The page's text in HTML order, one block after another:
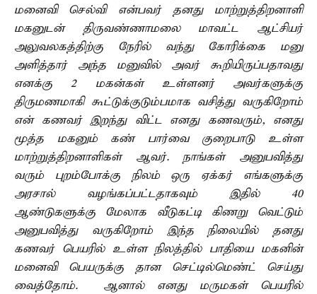
மனைவி செல்வி என்பவர் தனது மாற்றுத்திறனாளி
மகனுடன் திருவண்ணாமலை மாவட்ட ஆட்சியர்
அலுவலகத்திற்கு நேரில் வந்து கோரிக்கை மனு
அளித்தார் அந்த மனுவில் அவர் கூறியிருப்பதாவது
எனக்கு 2 மகன்கள் உள்ளனர் அவர்களுக்கு
திருமணமாகி கூட்டுக்குடும்பமாக வசித்து வருகிறோம்
என் கணவர் இறந்து விட்ட எனது கணவரும், எனது
மூத்த மகனும் கண் பார்வை குறைபாடு உள்ள
மாற்றுத்திறனாளிகள் ஆவர். நாங்கள் அனுபவித்து
வரும் புறம்போக்கு நிலம் ஒரு ஏக்கர் எங்களுக்கு
அரசால் வழங்கப்பட்டதாகவும் இதில் 40
ஆண்டுகளுக்கு மேலாக வீடுகட்டி கிணறு வெட்டும்
அனுபவித்து வருகிறோம் இந்த நிலையில் தனது
கணவர் பெயரில் உள்ள நிலத்தில் பாதியை மகனின்
மனைவி பெயருக்கு தான செட்டில்மெண்ட் செய்து
வைத்தோம். ஆனால் எனது மருமகள் பெயரில்